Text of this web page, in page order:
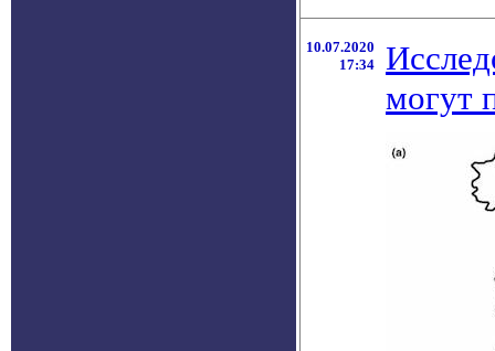
10.07.2020
17:34
могут